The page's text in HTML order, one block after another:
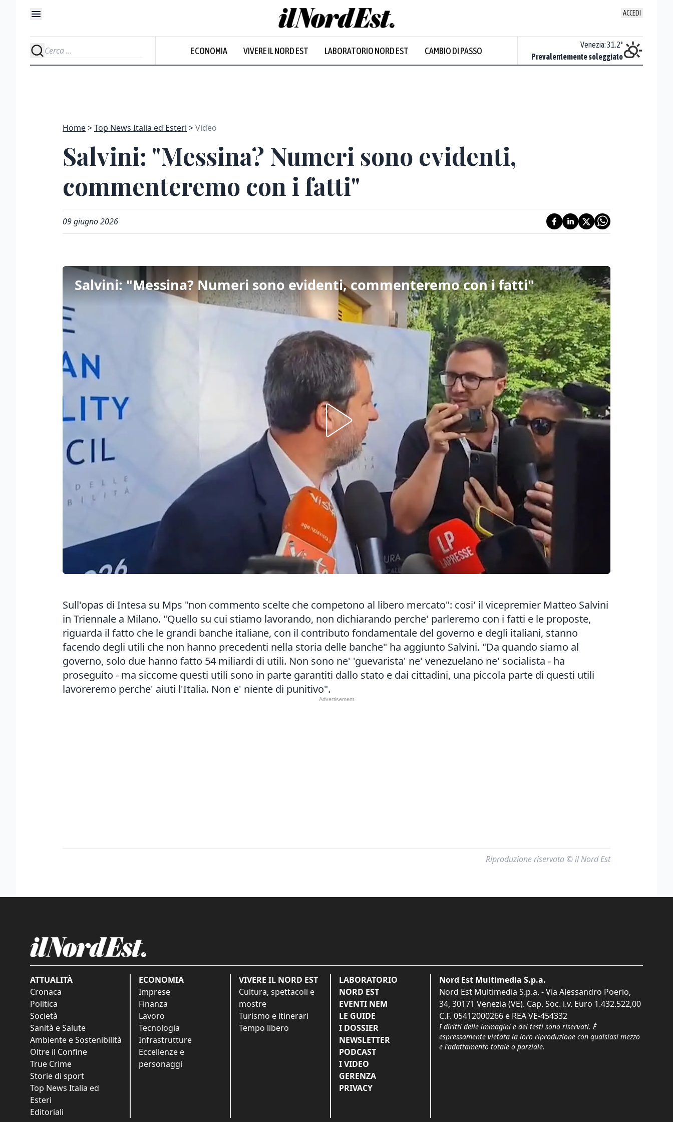
ACCEDI
ECONOMIA VIVERE IL NORD EST LABORATORIO NORD EST CAMBIO DI PASSO
Nuvoloso
Venezia:31.2°
Prevalentemente soleggiato
Home Top News Italia ed Esteri Video
Salvini: "Messina? Numeri sono evidenti,
commenteremo con i fatti"
09 giugno 2026
Salvini: "Messina? Numeri sono evidenti, commenteremo con i fatti"
Sull'opas di Intesa su Mps "non commento scelte che competono al libero mercato": cosi' il vicepremier Matteo Salvini
in Triennale a Milano. "Quello su cui stiamo lavorando, non dichiarando perche' parleremo con i fatti e le proposte,
riguarda il fatto che le grandi banche italiane, con il contributo fondamentale del governo e degli italiani, stanno
facendo degli utili che non hanno precedenti nella storia delle banche" ha aggiunto Salvini. "Da quando siamo al
governo, solo due hanno fatto 54 miliardi di utili. Non sono ne' 'guevarista' ne' venezuelano ne' socialista - ha
proseguito - ma siccome questi utili sono in parte garantiti dallo stato e dai cittadini, una piccola parte di questi utili
lavoreremo perche' aiuti l'Italia. Non e' niente di punitivo".
Riproduzione riservata © il Nord Est
ATTUALITÀ
Cronaca
Politica
Società
Sanità e Salute
Ambiente e Sostenibilità
Oltre il Confine
True Crime
Storie di sport
Top News Italia ed
Esteri
Editoriali
ECONOMIA
Imprese
Finanza
Lavoro
Tecnologia
Infrastrutture
Eccellenze e
personaggi
VIVERE IL NORD EST
Cultura, spettacoli e
mostre
Turismo e itinerari
Tempo libero
LABORATORIO
NORD EST
EVENTI NEM
LE GUIDE
I DOSSIER
NEWSLETTER
PODCAST
I VIDEO
GERENZA
PRIVACY
Nord Est Multimedia S.p.a.
Nord Est Multimedia S.p.a. - Via Alessandro Poerio,
34, 30171 Venezia (VE). Cap. Soc. i.v. Euro 1.432.522,00
C.F. 05412000266 e REA VE-454332
I diritti delle immagini e dei testi sono riservati. È
espressamente vietata la loro riproduzione con qualsiasi mezzo
e l'adattamento totale o parziale.